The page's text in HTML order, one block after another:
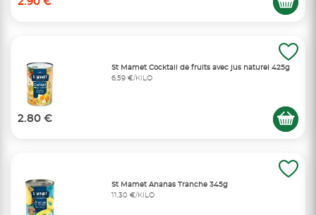
St Mamet Cocktail de fruits avec jus naturel 425g
6,59 €/KILO
2.80 €
St Mamet Ananas Tranche 345g
11,30 €/KILO